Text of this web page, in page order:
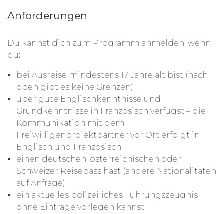
Anforderungen
Du kannst dich zum Programm anmelden, wenn
du:
bei Ausreise mindestens 17 Jahre alt bist (nach
oben gibt es keine Grenzen)
über gute Englischkenntnisse und
Grundkenntnisse in Französisch verfügst – die
Kommunikation mit dem
Freiwilligenprojektpartner vor Ort erfolgt in
Englisch und Französisch
einen deutschen, österreichischen oder
Schweizer Reisepass hast (andere Nationalitäten
auf Anfrage)
ein aktuelles polizeiliches Führungszeugnis
ohne Einträge vorlegen kannst